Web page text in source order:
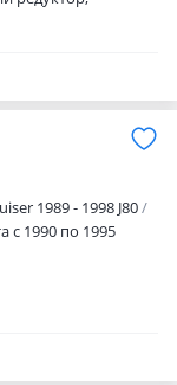
1989 - 1998 J80
с 1990 по 1995